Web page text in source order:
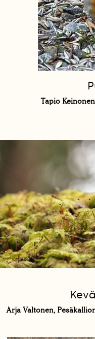
Tapio
Arja Valtonen,